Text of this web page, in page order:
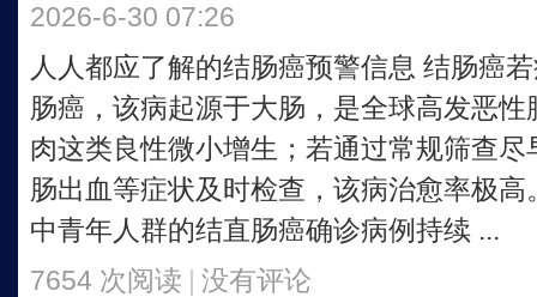
2026-6-30 07:26
人人都应了解的结肠癌预警信息 结肠癌
肠癌，该病起源于大肠，是全球高发恶
肉这类良性微小增生；若通过常规筛查
肠出血等症状及时检查，该病治愈率极
中青年人群的结直肠癌确诊病例持续 ...
7654 次阅读 | 没有评论